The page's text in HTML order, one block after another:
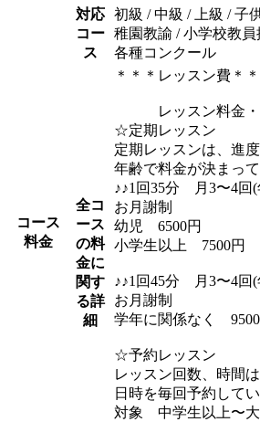
コース
料金
対応
コー
ス
初級 / 中級 / 上級 / 子
稚園教諭 / 小学校教
各種コンクール
全コ
ース
の料
金に
関す
る詳
細
＊＊＊レッスン費＊＊
レッスン料金・
☆定期レッスン
定期レッスンは、進
年齢で料金が決まって
♪♪1回35分 月3〜4回(
お月謝制
幼児 6500円
小学生以上 7500円
♪♪1回45分 月3〜4回(
お月謝制
学年に関係なく 9500
☆予約レッスン
レッスン回数、時間は
日時を毎回予約して
対象 中学生以上〜